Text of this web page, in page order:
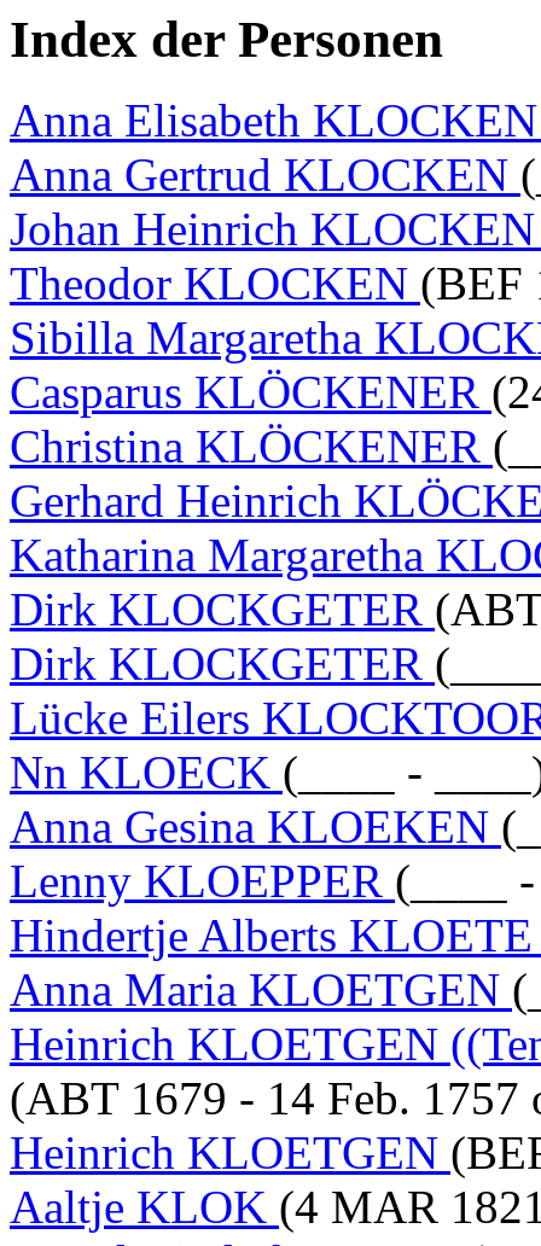
Index der Personen
Anna Elisabeth
Anna Gertrud KLOCKEN
Johan Heinrich
Theodor KLOCKEN (BEF
Sibilla Margaretha
Casparus KLÖCKENER
Christina KLÖCKENER
Gerhard Heinrich
Katharina Margaretha
Dirk KLOCKGETER
Dirk KLOCKGETER
Lücke Eilers
Nn KLOECK (____ -
Anna Gesina KLOEKEN
Lenny KLOEPPER (____
Hindertje Alberts
Anna Maria KLOETGEN
Heinrich KLOETGEN
(ABT 1679 - 14 Feb. 1757
Heinrich KLOETGEN
Aaltje KLOK (4 MAR